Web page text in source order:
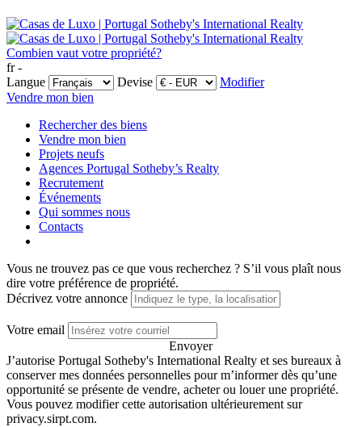
Combien vaut votre propriété?
fr -
Langue
Devise
Modifier
Vendre mon bien
Rechercher des biens
Vendre mon bien
Projets neufs
Agences Portugal Sotheby’s Realty
Recrutement
Événements
Qui sommes nous
Contacts
Vous ne trouvez pas ce que vous recherchez ? S’il vous plaît nous
dire votre préférence de propriété.
Décrivez votre annonce
Votre email
Envoyer
J’autorise Portugal Sotheby's International Realty et ses bureaux à
conserver mes données personnelles pour m’informer dès qu’une
opportunité se présente de vendre, acheter ou louer une propriété.
Vous pouvez modifier cette autorisation ultérieurement sur
privacy.sirpt.com.